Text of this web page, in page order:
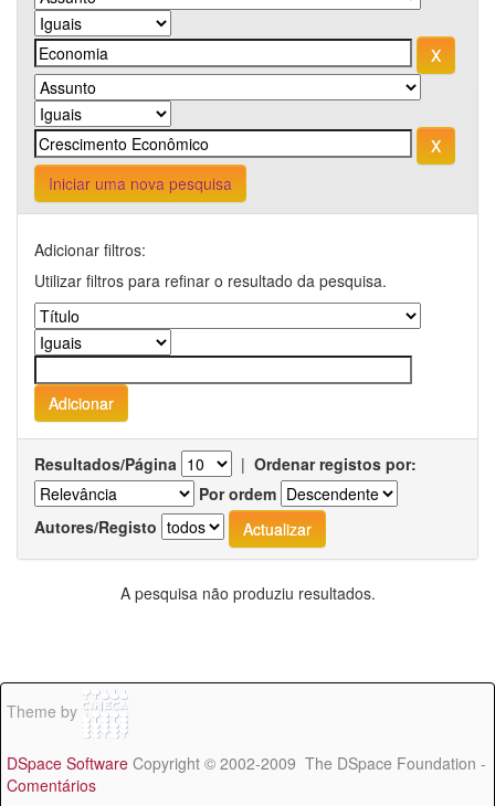
Iniciar uma nova pesquisa
Adicionar filtros:
Utilizar filtros para refinar o resultado da pesquisa.
Resultados/Página | Ordenar registos por:
Por ordem
Autores/Registo
A pesquisa não produziu resultados.
Theme by
DSpace Software Copyright © 2002-2009 The DSpace Foundation -
Comentários